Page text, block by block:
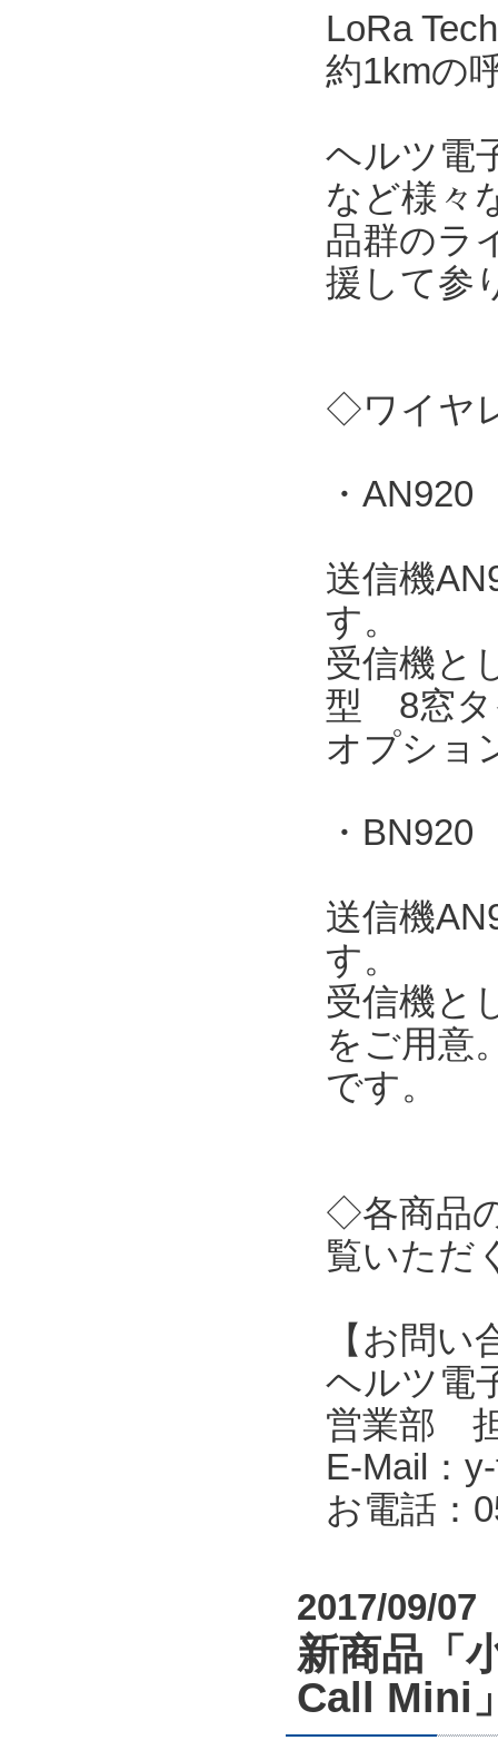
LoRa
約1kmの
ヘルツ電
など様々
品群のラ
援して参
◇ワイヤ
・AN920
送信機
す。
受信機と
型 8窓タ
オプショ
・BN920
送信機
す。
受信機と
をご用意
です。
◇各商品
覧いただ
【お問い
ヘルツ電
営業部
E-Mail：
お電話：
2017/09/07
新商品「
Call Mini